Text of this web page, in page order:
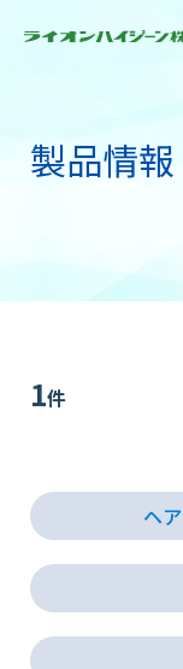
私たちの強み・
衛生サービス
製品情
1件
ヘ